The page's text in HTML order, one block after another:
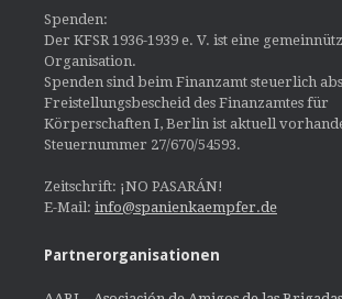
Spenden:
Der KFSR 1936-1939 e. V. ist eine
Organisation.
Spenden sind beim Finanzamt steuerlich
Freistellungsbescheid des Finanzamtes für
Körperschaften I, Berlin ist aktuell
Steuernummer 27/670/54593.
Zeitschrift: ¡NO PASARÁN!
E-Mail: info@spanienkaempfer.de
Partnerorganisationen